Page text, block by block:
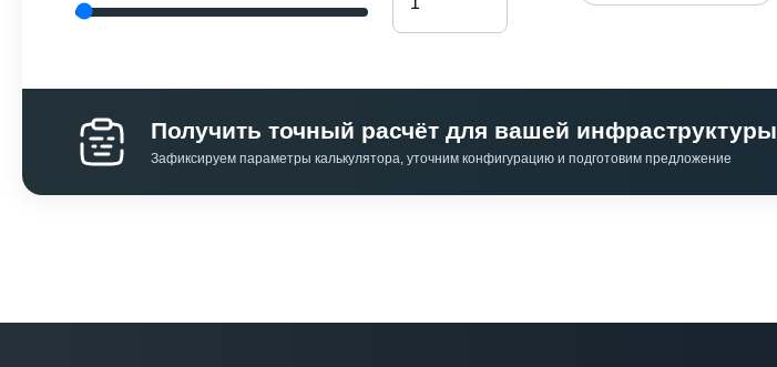
Получить точный расчёт для вашей инфраструктуры
Зафиксируем параметры калькулятора, уточним конфигурацию и подготовим предложение